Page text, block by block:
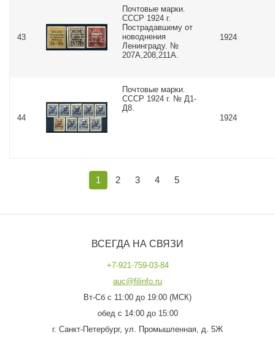
43
Почтовые марки.
СССР 1924 г.
Пострадавшему от
новоднения
Ленинграду. №
207А,208,211А.
1924
44
Почтовые марки.
СССР 1924 г. № Д1-
Д8.
1924
1 2 3 4 5
ВСЕГДА НА СВЯЗИ
+7-921-759-03-84
auc@filinfo.ru
Вт-Сб с 11:00 до 19:00 (МСК)
обед с 14:00 до 15:00
г. Санкт-Петербург, ул. Промышленная, д. 5Ж